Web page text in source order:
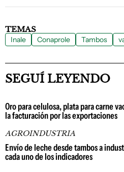
TEMAS
Inale Conaprole Tambos
SEGUÍ LEYENDO
Oro para celulosa, plata para carne
la facturación por las exportaciones
AGROINDUSTRIA
Envío de leche desde tambos a
cada uno de los indicadores